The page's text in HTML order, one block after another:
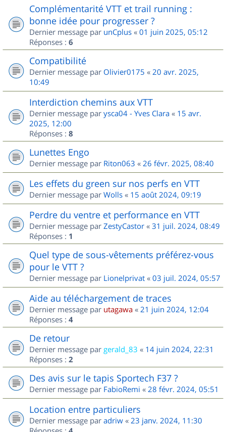
Complémentarité VTT et trail running :
bonne idée pour progresser ?
Dernier message par unCplus « 01 juin 2025, 05:12
Réponses : 6
Compatibilité
Dernier message par Olivier0175 « 20 avr. 2025,
10:49
Interdiction chemins aux VTT
Dernier message par ysca04 - Yves Clara « 15 avr.
2025, 12:00
Réponses : 8
Lunettes Engo
Dernier message par Riton063 « 26 févr. 2025, 08:40
Les effets du green sur nos perfs en VTT
Dernier message par Wolls « 15 août 2024, 09:19
Perdre du ventre et performance en VTT
Dernier message par ZestyCastor « 31 juil. 2024, 08:49
Réponses : 1
Quel type de sous-vêtements préférez-vous
pour le VTT ?
Dernier message par Lionelprivat « 03 juil. 2024, 05:57
Aide au téléchargement de traces
Dernier message par utagawa « 21 juin 2024, 12:04
Réponses : 4
De retour
Dernier message par gerald_83 « 14 juin 2024, 22:31
Réponses : 2
Des avis sur le tapis Sportech F37 ?
Dernier message par FabioRemi « 28 févr. 2024, 05:51
Location entre particuliers
Dernier message par adriw « 23 janv. 2024, 11:30